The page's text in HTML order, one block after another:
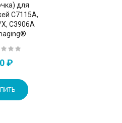
для
C7115A,
C3906A
₽